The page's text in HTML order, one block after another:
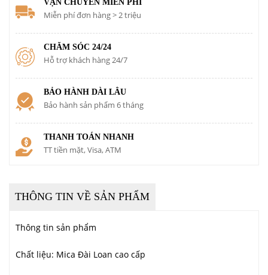
VẬN CHUYỂN MIỄN PHÍ
Miễn phí đơn hàng > 2 triệu
CHĂM SÓC 24/24
Hỗ trợ khách hàng 24/7
BẢO HÀNH DÀI LÂU
Bảo hành sản phẩm 6 tháng
THANH TOÁN NHANH
TT tiền mặt, Visa, ATM
THÔNG TIN VỀ SẢN PHẨM
Thông tin sản phẩm
Chất liệu: Mica Đài Loan cao cấp